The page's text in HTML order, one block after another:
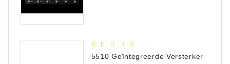
5510 Geïntegreerde Versterker